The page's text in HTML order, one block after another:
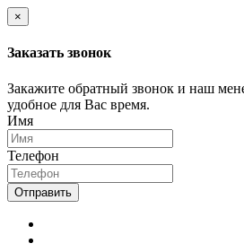
×
Заказать звонок
Закажите обратный звонок и наш
удобное для Вас время.
Имя
Телефон
Отправить